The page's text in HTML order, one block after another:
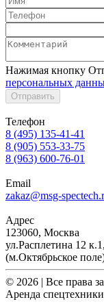
Нажимая кнопку
персональных
Отправить
Телефон
8 (495) 135-41-41
8 (905) 553-33-75
8 (963) 600-76-01
Email
zakaz@msg-
Адрес
123060, Москва
ул.Расплетина 12
(м.Октябрьское
© 2026 | Все права
Аренда спецтехники